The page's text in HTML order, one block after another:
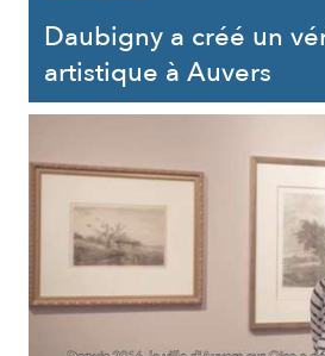
Daubigny a créé un
artistique à Auvers